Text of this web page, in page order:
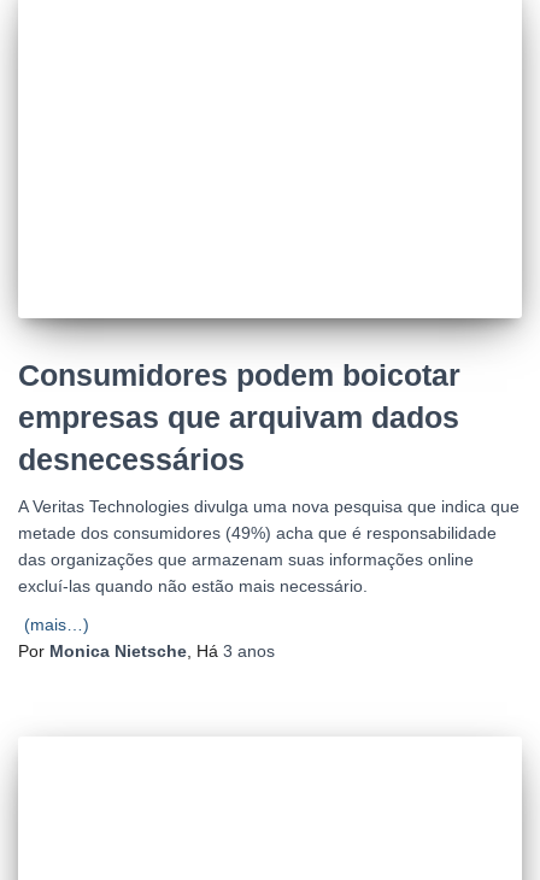
Consumidores podem boicotar
empresas que arquivam dados
desnecessários
A Veritas Technologies divulga uma nova pesquisa que indica que
metade dos consumidores (49%) acha que é responsabilidade
das organizações que armazenam suas informações online
excluí-las quando não estão mais necessário.
(mais…)
Por Monica Nietsche, Há 3 anos